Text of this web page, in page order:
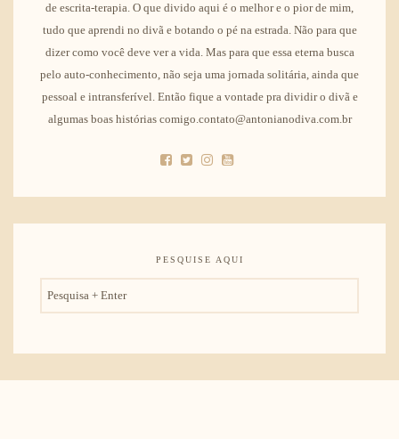
de escrita-terapia. O que divido aqui é o melhor e o pior de mim,
tudo que aprendi no divã e botando o pé na estrada. Não para que
dizer como você deve ver a vida. Mas para que essa eterna busca
pelo auto-conhecimento, não seja uma jornada solitária, ainda que
pessoal e intransferível. Então fique a vontade pra dividir o divã e
algumas boas histórias comigo.contato@antonianodiva.com.br
PESQUISE AQUI